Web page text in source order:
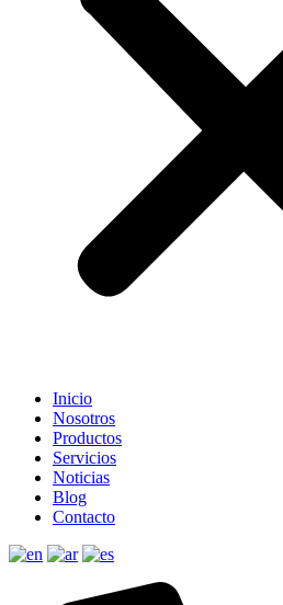
Inicio
Nosotros
Productos
Servicios
Noticias
Blog
Contacto